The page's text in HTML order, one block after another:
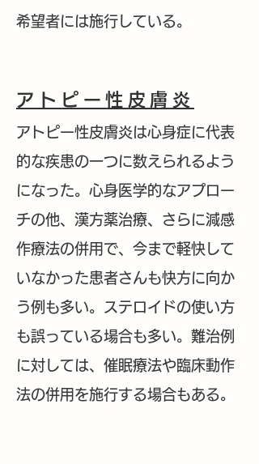
希望者には施行している。
アトピー性皮膚炎
アトピー性皮膚炎は心身症に代表
的な疾患の一つに数えられるよう
になった。心身医学的なアプロー
チの他、漢方薬治療、さらに減感
作療法の併用で、今まで軽快して
いなかった患者さんも快方に向か
う例も多い。ステロイドの使い方
も誤っている場合も多い。難治例
に対しては、催眠療法や臨床動作
法の併用を施行する場合もある。